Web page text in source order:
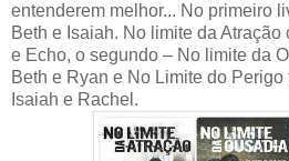
entenderem melhor... No primeiro
Beth e Isaiah. No limite da
e Echo, o segundo – No limite da
Beth e Ryan e No Limite do
Isaiah e Rachel.